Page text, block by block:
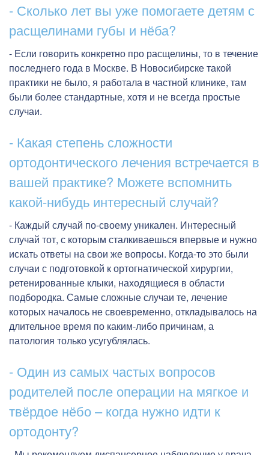
- Сколько лет вы уже помогаете детям с
расщелинами губы и нёба?
- Если говорить конкретно про расщелины, то в течение
последнего года в Москве. В Новосибирске такой
практики не было, я работала в частной клинике, там
были более стандартные, хотя и не всегда простые
случаи.
- Какая степень сложности
ортодонтического лечения встречается в
вашей практике? Можете вспомнить
какой-нибудь интересный случай?
- Каждый случай по-своему уникален. Интересный
случай тот, с которым сталкиваешься впервые и нужно
искать ответы на свои же вопросы. Когда-то это были
случаи с подготовкой к ортогнатической хирургии,
ретенированные клыки, находящиеся в области
подбородка. Самые сложные случаи те, лечение
которых началось не своевременно, откладывалось на
длительное время по каким-либо причинам, а
патология только усугублялась.
- Один из самых частых вопросов
родителей после операции на мягкое и
твёрдое нёбо – когда нужно идти к
ортодонту?